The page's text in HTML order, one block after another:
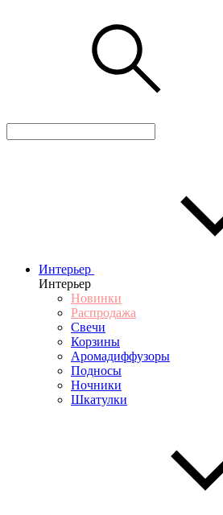
Интерьер
Интерьер
Новинки
Распродажа
Свечи
Корзины
Аромадиффузоры
Подносы
Ночники
Шкатулки